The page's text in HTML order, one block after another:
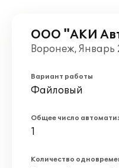
ООО "АКИ
Воронеж, Январь
Вариант работы
Файловый
Общее число
1
Количество